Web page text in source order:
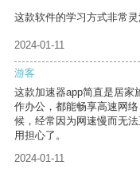
这款软件的学习方式非常
2024-01-11
游客
这款加速器app简直是居家
作办公，都能畅享高速网
候，经常因为网速慢而无
用担心了。
2024-01-11